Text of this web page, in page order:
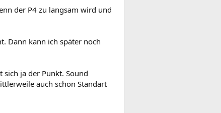
der P4 zu langsam wird und
Dann kann ich später noch
sich ja der Punkt. Sound
auch schon Standart